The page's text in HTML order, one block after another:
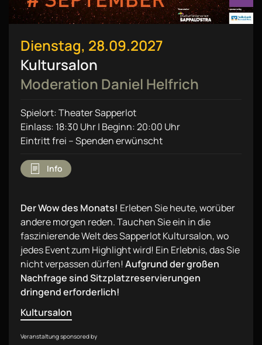
Dienstag, 28.09.2027
Kultursalon
Moderation Daniel Helfrich
Spielort: Theater Sapperlot
Einlass: 18:30 Uhr | Beginn: 20:00 Uhr
Eintritt frei – Spenden erwünscht
Info
Der Wow des Monats! Erleben Sie heute, worüber
andere morgen reden. Tauchen Sie ein in die
faszinierende Welt des Sapperlot Kultursalon, wo
jedes Event zum Highlight wird! Ein Erlebnis, das Sie
nicht verpassen dürfen! Aufgrund der großen
Nachfrage sind Sitzplatzreservierungen
dringend erforderlich!
Kultursalon
Veranstaltung sponsored by